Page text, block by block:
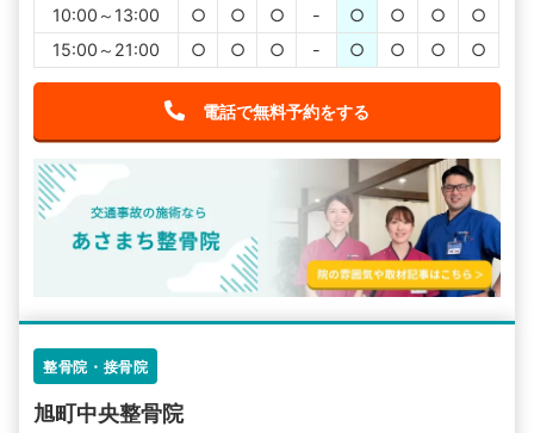
10:00～13:00
○ ○ ○ - ○ ○ ○
○
15:00～21:00
○ ○ ○ - ○ ○ ○ ○
電話で無料予約をする
整骨院・接骨院
旭町中央整骨院